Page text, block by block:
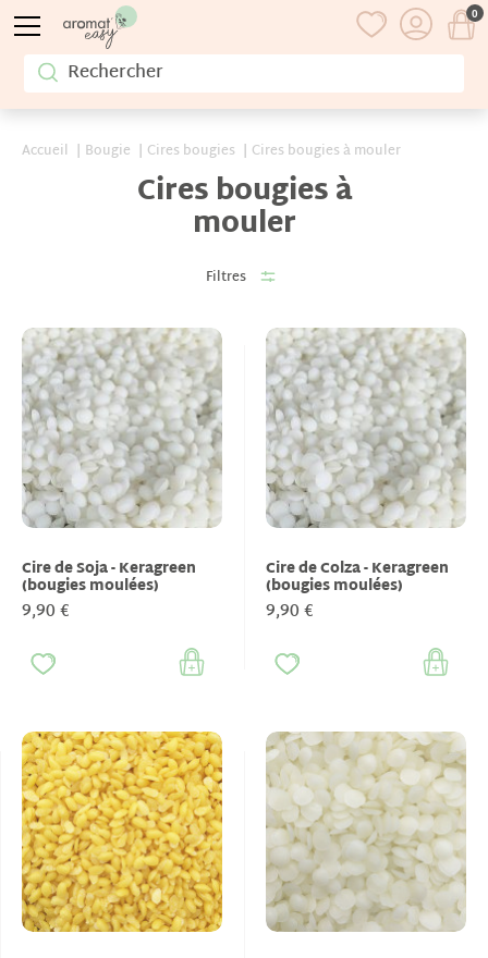
Accueil Bougie Cires bougies Cires bougies à mouler
Cires bougies à
mouler
Filtres
Cire de Soja - Keragreen
(bougies moulées)
9,90 €
Cire de Colza - Keragreen
(bougies moulées)
9,90 €
0